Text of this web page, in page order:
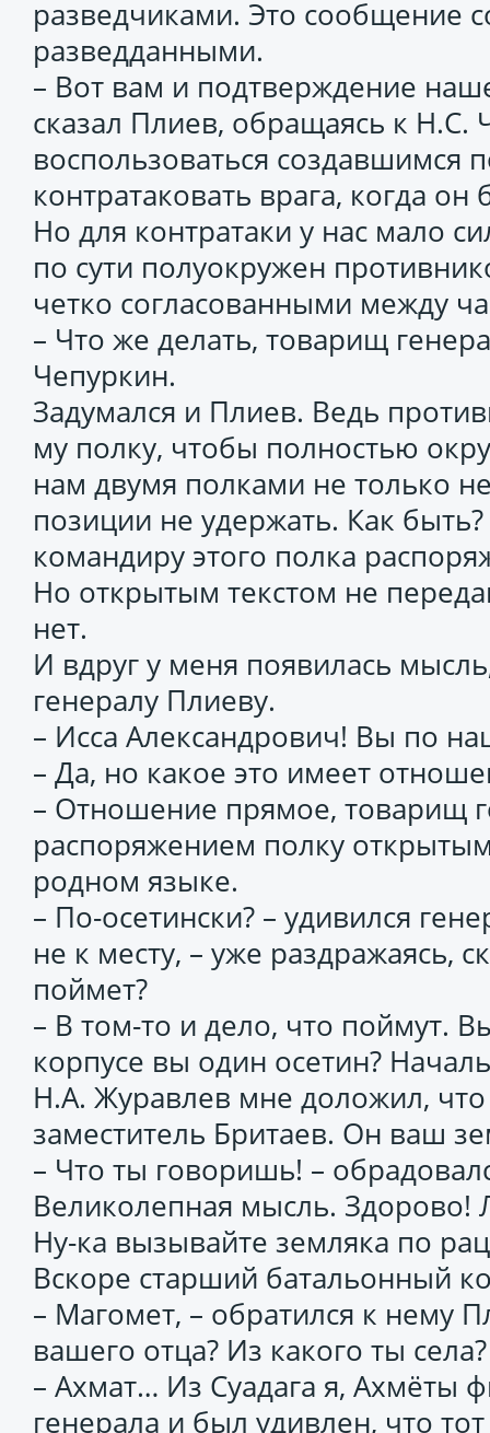
разведчиками. Это сообщение
разведданными.
– Вот вам и подтверждение
сказал Плиев, обращаясь к Н.С.
воспользоваться
контратаковать врага, когда
Но для контратаки у нас мало
по сути полуокружен
четко согласованными между
– Что же делать, товарищ
Чепуркин.
Задумался и Плиев. Ведь
му полку, чтобы полностью
нам двумя полками не только
позиции не удержать. Как
командиру этого полка
Но открытым текстом не
нет.
И вдруг у меня появилась
генералу Плиеву.
– Исса Александрович! Вы по
– Да, но какое это имеет
– Отношение прямое, товарищ
распоряжением полку
родном языке.
– По-осетински? – удивился
не к месту, – уже раздражаясь,
поймет?
– В том-то и дело, что поймут.
корпусе вы один осетин?
Н.А. Журавлев мне доложил, что
заместитель Бритаев. Он ваш
– Что ты говоришь! –
Великолепная мысль.
Ну-ка вызывайте земляка по
Вскоре старший батальонный
– Магомет, – обратился к нему
вашего отца? Из какого ты села?
– Ахмат… Из Суадага я, Ахмёты
генерала и был удивлен, что